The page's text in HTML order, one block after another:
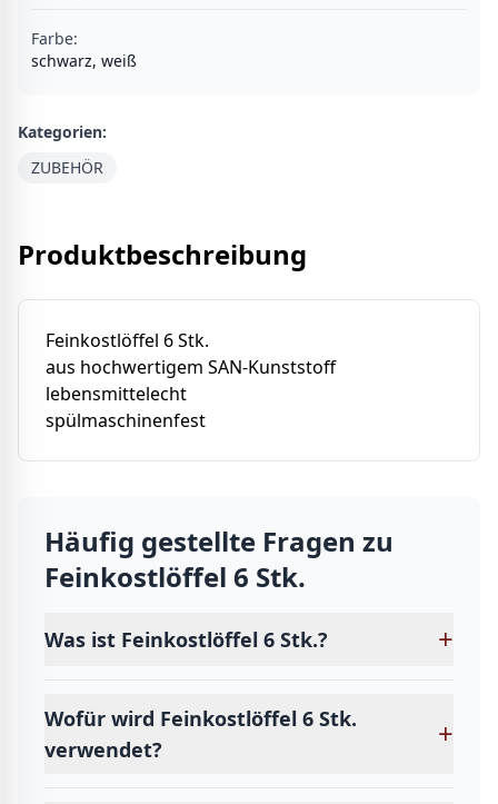
Farbe:
schwarz, weiß
Kategorien:
ZUBEHÖR
Produktbeschreibung
Feinkostlöffel 6 Stk.
aus hochwertigem SAN-Kunststoff
lebensmittelecht
spülmaschinenfest
Häufig gestellte Fragen zu
Feinkostlöffel 6 Stk.
Was ist Feinkostlöffel 6 Stk.? +
Wofür wird Feinkostlöffel 6 Stk.
verwendet?
+